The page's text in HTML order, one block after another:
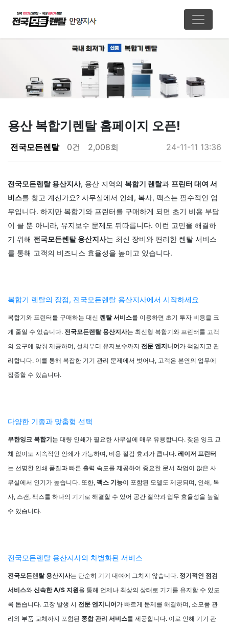
용산 복합기렌탈 홈페이지 오픈!
페이지 정보
전국모든렌탈 0건 2,008회 24-11-11 13:36
전국모든렌탈 용산지사, 용산 지역의 복합기 렌탈과 프린터 대여 서
비스를 찾고 계신가요? 사무실에서 인쇄, 복사, 팩스는 필수적인 업
무입니다. 하지만 복합기와 프린터를 구매하게 되면 초기 비용 부담
이 클 뿐 아니라, 유지보수 문제도 뒤따릅니다. 이런 고민을 해결하
기 위해 전국모든렌탈 용산지사는 최신 장비와 편리한 렌탈 서비스
를 통해 고객의 비즈니스 효율성을 높이고 있습니다.
복합기 렌탈의 장점, 전국모든렌탈 용산지사에서 시작하세요
복합기와 프린터를 구매하는 대신 렌탈 서비스를 이용하면 초기 투자 비용을 크
게 줄일 수 있습니다. 전국모든렌탈 용산지사는 최신형 복합기와 프린터를 고객
의 요구에 맞춰 제공하며, 설치부터 유지보수까지 전문 엔지니어가 책임지고 관
리합니다. 이를 통해 복잡한 기기 관리 문제에서 벗어나, 고객은 본연의 업무에
집중할 수 있습니다.
다양한 기종과 맞춤형 선택
무한잉크 복합기는 대량 인쇄가 필요한 사무실에 매우 유용합니다. 잦은 잉크 교
체 없이도 지속적인 인쇄가 가능하며, 비용 절감 효과가 큽니다. 레이저 프린터
는 선명한 인쇄 품질과 빠른 출력 속도를 제공하여 중요한 문서 작업이 많은 사
무실에서 인기가 높습니다. 또한, 팩스 기능이 포함된 모델도 제공되며, 인쇄, 복
사, 스캔, 팩스를 하나의 기기로 해결할 수 있어 공간 절약과 업무 효율성을 높일
수 있습니다.
전국모든렌탈 용산지사의 차별화된 서비스
전국모든렌탈 용산지사는 단순히 기기 대여에 그치지 않습니다. 정기적인 점검
서비스와 신속한 A/S 지원을 통해 언제나 최상의 상태로 기기를 유지할 수 있도
록 돕습니다. 고장 발생 시 전문 엔지니어가 빠르게 문제를 해결하며, 소모품 관
리와 부품 교체까지 포함된 종합 관리 서비스를 제공합니다. 이로 인해 기기 관